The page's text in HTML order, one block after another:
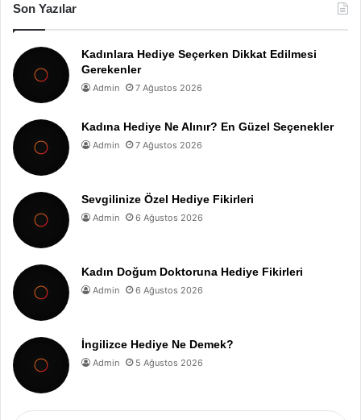
Son Yazılar
Kadınlara Hediye Seçerken Dikkat Edilmesi
Gerekenler
Admin 7 Ağustos 2026
Kadına Hediye Ne Alınır? En Güzel Seçenekler
Admin 7 Ağustos 2026
Sevgilinize Özel Hediye Fikirleri
Admin 6 Ağustos 2026
Kadın Doğum Doktoruna Hediye Fikirleri
Admin 6 Ağustos 2026
İngilizce Hediye Ne Demek?
Admin 5 Ağustos 2026